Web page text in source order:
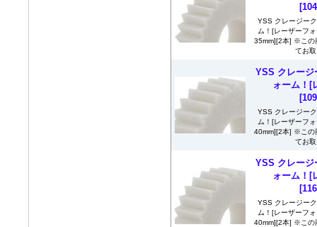
YSS クレージー
ム！[レーザーフ
35mm][2本] ※この
てお
YSS クレージ
ォーム！[
YSS クレージー
ム！[レーザーフ
40mm][2本] ※この
てお
YSS クレージ
ォーム！[
YSS クレージー
ム！[レーザーフ
40mm][2本] ※この